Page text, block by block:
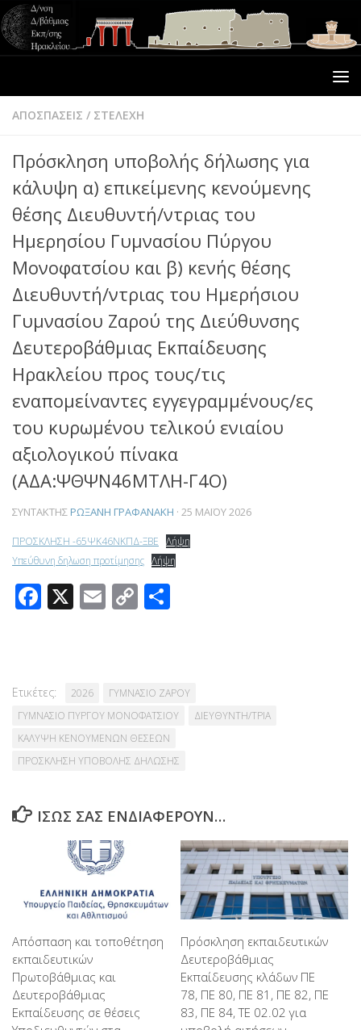
ΑΠΟΣΠΑΣΕΙΣ / ΣΤΕΛΕΧΗ
Πρόσκληση υποβολής δήλωσης για
κάλυψη α) επικείμενης κενούμενης
θέσης Διευθυντή/ντριας του
Ημερησίου Γυμνασίου Πύργου
Μονοφατσίου και β) κενής θέσης
Διευθυντή/ντριας του Ημερήσιου
Γυμνασίου Ζαρού της Διεύθυνσης
Δευτεροβάθμιας Εκπαίδευσης
Ηρακλείου προς τους/τις
εναπομείναντες εγγεγραμμένους/ες
του κυρωμένου τελικού ενιαίου
αξιολογικού πίνακα
(ΑΔΑ:ΨΘΨΝ46ΜΤΛΗ-Γ4Ο)
ΣΥΝΤΆΚΤΗΣ ΡΩΞΆΝΗ ΓΡΑΦΑΝΆΚΗ · 25 ΜΑΪ́ΟΥ 2026
ΠΡΟΣΚΛΗΣΗ -65ΨΚ46ΝΚΠΔ-ΞΒΕ Λήψη
Υπεύθυνη δηλωση προτίμησης Λήψη
Facebook
X Email
Copy
Ετικέτες: 2026
ΓΥΜΝΑΣΙΟ ΖΑΡΟΥ
ΓΥΜΝΑΣΙΟ ΠΥΡΓΟΥ ΜΟΝΟΦΑΤΣΙΟΥ
ΔΙΕΥΘΥΝΤΗ/ΤΡΙΑ
ΚΑΛΥΨΗ ΚΕΝΟΥΜΕΝΩΝ ΘΕΣΕΩΝ
ΠΡΟΣΚΛΗΣΗ ΥΠΟΒΟΛΗΣ ΔΗΛΩΣΗΣ
ΊΣΩΣ ΣΑΣ ΕΝΔΙΑΦΈΡΟΥΝ…
Απόσπαση και τοποθέτηση
εκπαιδευτικών
Πρωτοβάθμιας και
Δευτεροβάθμιας
Εκπαίδευσης σε θέσεις
Πρόσκληση εκπαιδευτικών
Δευτεροβάθμιας
Εκπαίδευσης κλάδων ΠΕ
78, ΠΕ 80, ΠΕ 81, ΠΕ 82, ΠΕ
83, ΠΕ 84, ΤΕ 02.02 για